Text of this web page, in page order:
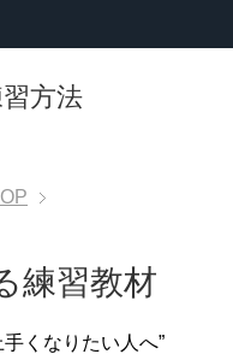
練習教材
くなりたい人へ”